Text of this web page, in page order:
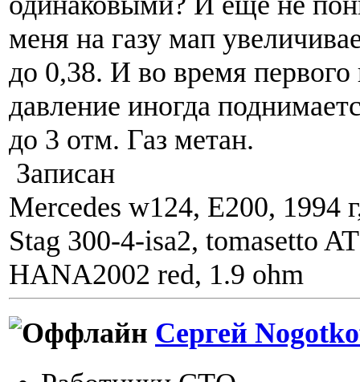
меня на газу мап
до 0,38. И во время первого
давление иногда
до 3 отм. Газ метан.
Записан
Mercedes w124, E200, 1994
Stag 300-4-isa2, tomasetto
HANA2002 red, 1.9 ohm
Сергей